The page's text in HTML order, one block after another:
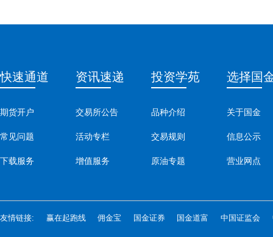
快速通道
期货开户
常见问题
下载服务
资讯速递
交易所公告
活动专栏
增值服务
投资学苑
品种介绍
交易规则
原油专题
选择国
关于国金
信息公示
营业网点
友情链接: 赢在起跑线 佣金宝 国金证券 国金道富 中国证监会